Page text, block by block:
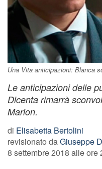
Una Vita anticipazioni: Blanca
Le anticipazioni delle
Dicenta rimarrà
Marion.
di Elisabetta Bertolini
revisionato daGiuseppe
8 settembre 2018 alle ore